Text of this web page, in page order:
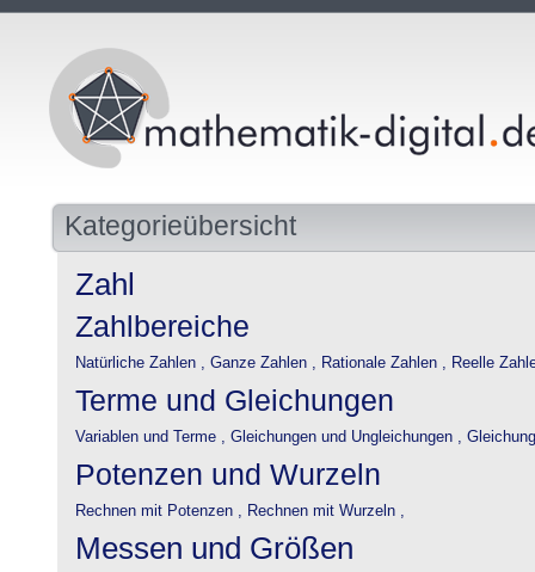
Kategorieübersicht
Zahl
Zahlbereiche
Natürliche Zahlen , Ganze Zahlen , Rationale Zahlen , Reelle
Terme und Gleichungen
Variablen und Terme , Gleichungen und Ungleichungen ,
Potenzen und Wurzeln
Rechnen mit Potenzen , Rechnen mit Wurzeln ,
Messen und Größen